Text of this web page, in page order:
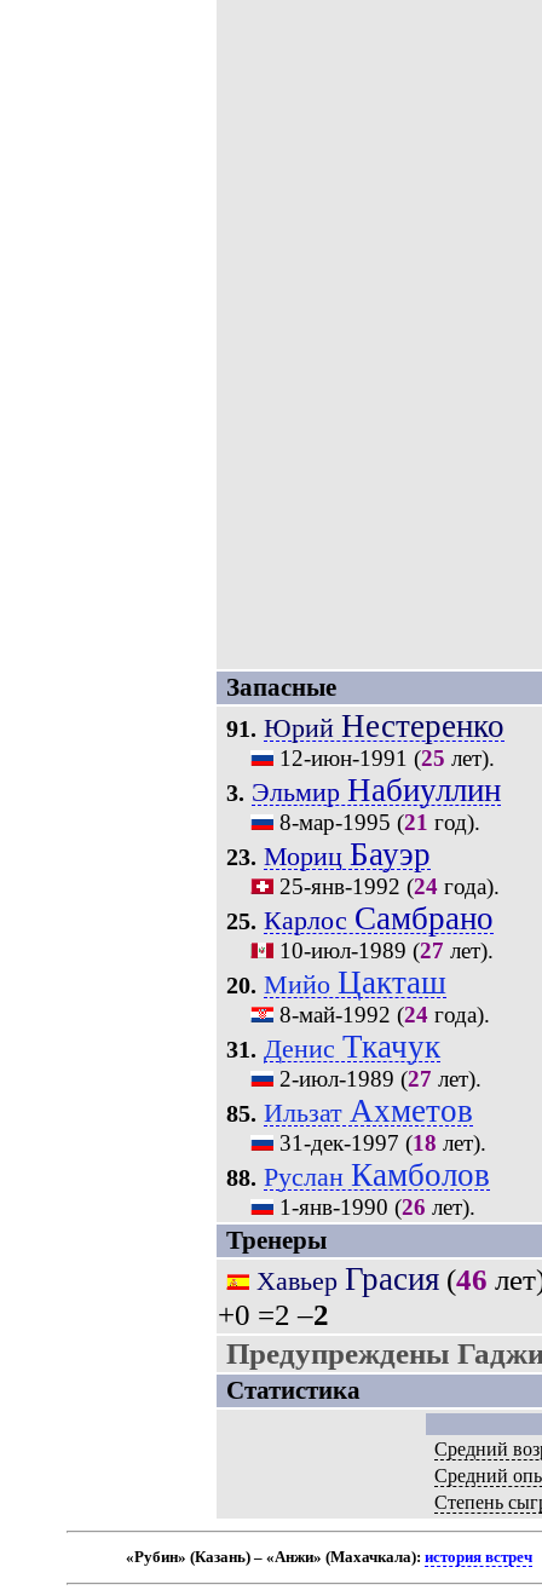
Запасные
91. Юрий Нестеренко
12-июн-1991 (25 лет).
3. Эльмир Набиуллин
8-мар-1995 (21 год).
23. Мориц Бауэр
25-янв-1992 (24года).
25. Карлос Самбрано
10-июл-1989 (27 лет).
20. Мийо Цакташ
8-май-1992 (24года).
31. Денис Ткачук
2-июл-1989 (27 лет).
85. Ильзат Ахметов
31-дек-1997 (18 лет).
88. Руслан Камболов
1-янв-1990 (26 лет).
Тренеры
Хавьер Грасия(46
+0 =2 –2
Предупреждены
Статистика
Средний
Средний
Степень
«Рубин» (Казань) – «Анжи» (Махачкала):история встреч